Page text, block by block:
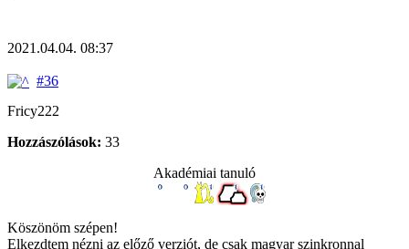
2021.04.04. 08:37
#36
Fricy222
Hozzászólások: 33
Akadémiai tanuló
Köszönöm szépen!
Elkezdtem nézni az előző verziót, de csak magyar szinkronnal